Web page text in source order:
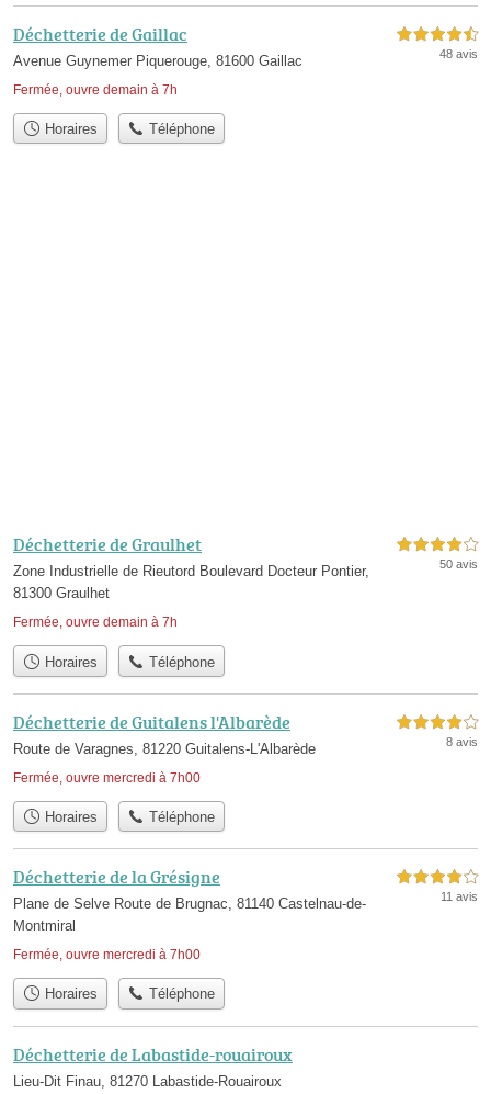
Déchetterie de Gaillac
Avenue Guynemer Piquerouge, 81600 Gaillac
Fermée, ouvre demain à 7h
4,5 étoiles sur 5
48 avis
Horaires Téléphone
Déchetterie de Graulhet
Zone Industrielle de Rieutord Boulevard Docteur Pontier,
81300 Graulhet
Fermée, ouvre demain à 7h
4,0 étoiles sur 5
50 avis
Horaires Téléphone
Déchetterie de Guitalens l'Albarède
Route de Varagnes, 81220 Guitalens-L'Albarède
Fermée, ouvre mercredi à 7h00
4,0 étoiles sur 5
8 avis
Horaires Téléphone
Déchetterie de la Grésigne
Plane de Selve Route de Brugnac, 81140 Castelnau-de-
Montmiral
Fermée, ouvre mercredi à 7h00
4,0 étoiles sur 5
11 avis
Horaires Téléphone
Déchetterie de Labastide-rouairoux
Lieu-Dit Finau, 81270 Labastide-Rouairoux